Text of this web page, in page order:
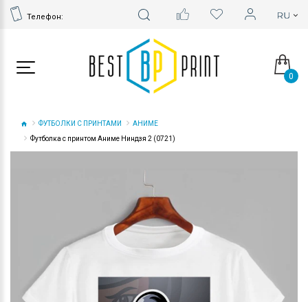
Телефон:
0
ФУТБОЛКИ С ПРИНТАМИ
АНИМЕ
Футболка с принтом Аниме Ниндзя 2 (0721)